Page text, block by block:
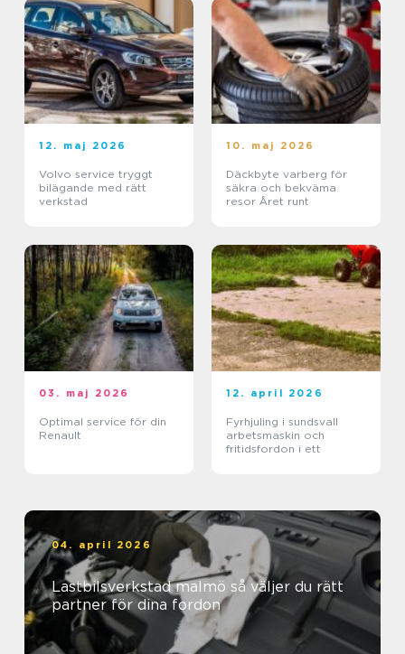
12. maj 2026
Volvo service tryggt
bilägande med rätt
verkstad
10. maj 2026
Däckbyte varberg för
säkra och bekväma
resor Året runt
03. maj 2026
Optimal service för din
Renault
12. april 2026
Fyrhjuling i sundsvall
arbetsmaskin och
fritidsfordon i ett
04. april 2026
Lastbilsverkstad malmö så väljer du rätt
partner för dina fordon